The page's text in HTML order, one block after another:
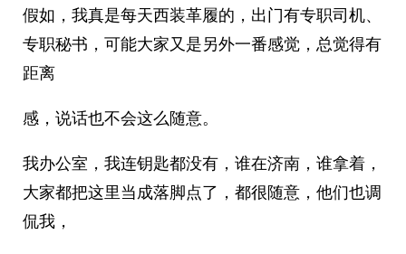
假如，我真是每天西装革履的，出门有专职司机、
专职秘书，可能大家又是另外一番感觉，总觉得有
距离
感，说话也不会这么随意。
我办公室，我连钥匙都没有，谁在济南，谁拿着，
大家都把这里当成落脚点了，都很随意，他们也调
侃我，